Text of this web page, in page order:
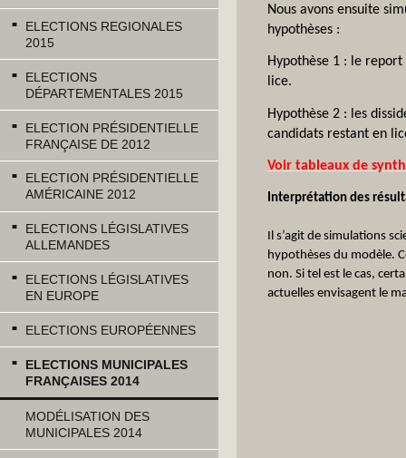
ELECTIONS REGIONALES
2015
ELECTIONS
DÉPARTEMENTALES 2015
ELECTION PRÉSIDENTIELLE
FRANÇAISE DE 2012
ELECTION PRÉSIDENTIELLE
AMÉRICAINE 2012
ELECTIONS LÉGISLATIVES
ALLEMANDES
ELECTIONS LÉGISLATIVES
EN EUROPE
ELECTIONS EUROPÉENNES
ELECTIONS MUNICIPALES
FRANÇAISES 2014
MODÉLISATION DES
MUNICIPALES 2014
Nous avons ensuite
hypothèses :
Hypothèse 1 : le
lice.
Hypothèse 2 : les
candidats restant en
Voir tableaux de
Interprétation des
Il s’agit de simulations
hypothèses du modèle.
non. Si tel est le cas,
actuelles envisagent le